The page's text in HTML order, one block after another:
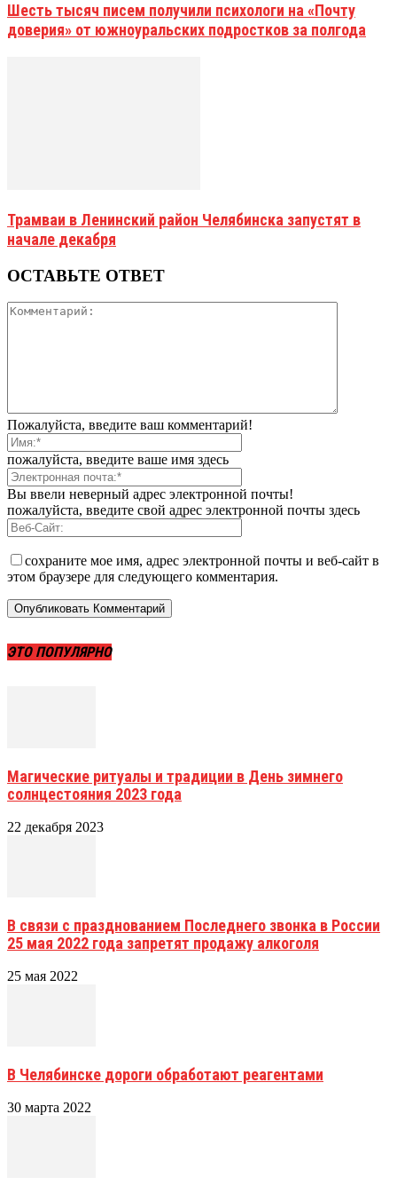
Шесть тысяч писем получили психологи на «Почту
доверия» от южноуральских подростков за полгода
Трамваи в Ленинский район Челябинска запустят в
начале декабря
ОСТАВЬТЕ ОТВЕТ
Пожалуйста, введите ваш комментарий!
пожалуйста, введите ваше имя здесь
Вы ввели неверный адрес электронной почты!
пожалуйста, введите свой адрес электронной почты здесь
сохраните мое имя, адрес электронной почты и веб-сайт в
этом браузере для следующего комментария.
ЭТО ПОПУЛЯРНО
Магические ритуалы и традиции в День зимнего
солнцестояния 2023 года
22 декабря 2023
В связи с празднованием Последнего звонка в России
25 мая 2022 года запретят продажу алкоголя
25 мая 2022
В Челябинске дороги обработают реагентами
30 марта 2022